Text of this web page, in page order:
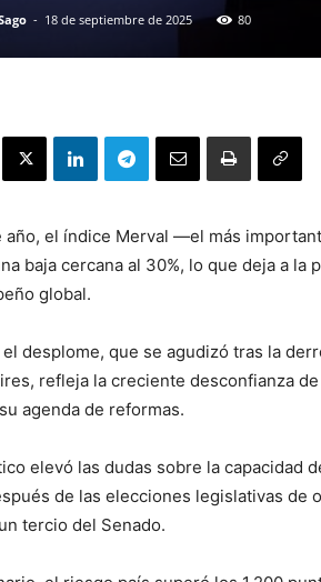
- 18 de septiembre de 2025 80
año, el índice Merval —el más
baja cercana al 30%, lo que deja a la
global.
desplome, que se agudizó tras la
refleja la creciente desconfianza
agenda de reformas.
elevó las dudas sobre la capacidad
de las elecciones legislativas de
tercio del Senado.